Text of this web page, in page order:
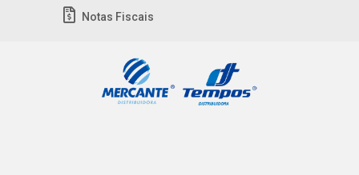
Notas Fiscais